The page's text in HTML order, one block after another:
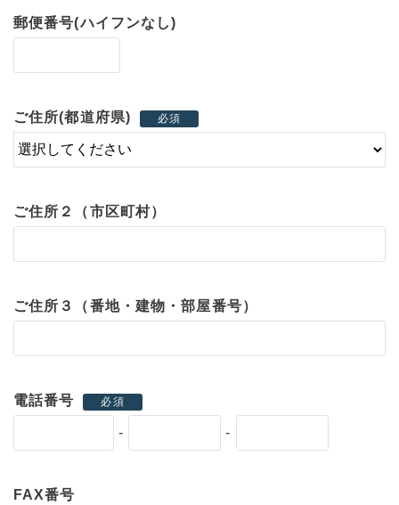
郵便番号(ハイフンなし)
ご住所(都道府県) 必須
ご住所２（市区町村）
ご住所３（番地・建物・部屋番号）
電話番号 必須
- -
FAX番号